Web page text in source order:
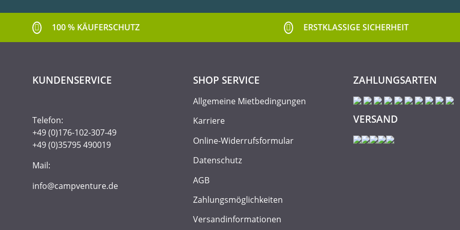
100 % KÄUFERSCHUTZ ERSTKLASSIGE SICHERHEIT
KUNDENSERVICE
Telefon:
+49 (0)176-102-307-49
+49 (0)35795 490019
Mail:
info@campventure.de
SHOP SERVICE
Allgemeine Mietbedingungen
Karriere
Online-Widerrufsformular
Datenschutz
AGB
Zahlungsmöglichkeiten
Versandinformationen
ZAHLUNGSARTEN
VERSAND